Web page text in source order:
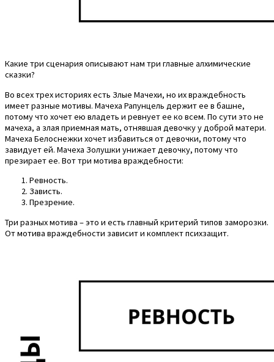
Какие три сценария описывают нам три главные алхимические
сказки?
Во всех трех историях есть Злые Мачехи, но их враждебность
имеет разные мотивы. Мачеха Рапунцель держит ее в башне,
потому что хочет ею владеть и ревнует ее ко всем. По сути это не
мачеха, а злая приемная мать, отнявшая девочку у доброй матери.
Мачеха Белоснежки хочет избавиться от девочки, потому что
завидует ей. Мачеха Золушки унижает девочку, потому что
презирает ее. Вот три мотива враждебности:
Ревность.
Зависть.
Презрение.
Три разных мотива – это и есть главный критерий типов заморозки.
От мотива враждебности зависит и комплект психзащит.